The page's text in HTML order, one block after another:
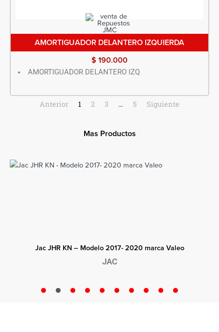
AMORTIGUADOR DELANTERO IZQUIERDA
$ 190.000
AMORTIGUADOR DELANTERO IZQ
Anterior 1 2 3 … 5 Siguiente
Mas Productos
Jac JHR GreenJet – Modelo 2021- 2023
JAC